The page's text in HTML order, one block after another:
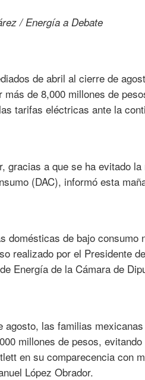
/ Energía a Debate
de abril al cierre de
más de 8,000 millones de
tarifas eléctricas ante la
gracias a que se ha evitado
(DAC), informó esta
domésticas de bajo
realizado por el Presidente
Energía de la Cámara de
agosto, las familias
millones de pesos,
en su comparecencia con
López Obrador.